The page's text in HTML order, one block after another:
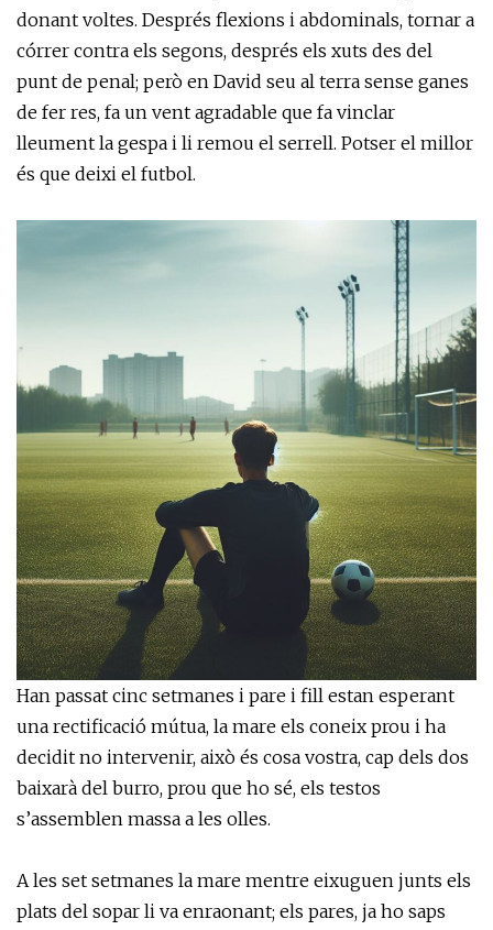
donant voltes. Després flexions i abdominals, tornar a
córrer contra els segons, després els xuts des del
punt de penal; però en David seu al terra sense ganes
de fer res, fa un vent agradable que fa vinclar
lleument la gespa i li remou el serrell. Potser el millor
és que deixi el futbol.
Han passat cinc setmanes i pare i fill estan esperant
una rectificació mútua, la mare els coneix prou i ha
decidit no intervenir, això és cosa vostra, cap dels dos
baixarà del burro, prou que ho sé, els testos
s’assemblen massa a les olles.
A les set setmanes la mare mentre eixuguen junts els
plats del sopar li va enraonant; els pares, ja ho saps